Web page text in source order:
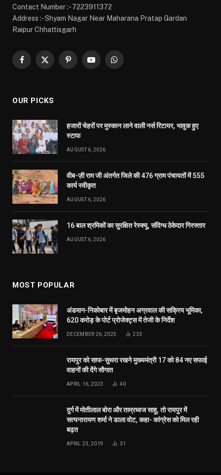
Contact Number :- 7223911372
Address :- Shyam Nagar Near Maharana Pratap Gardan
Raipur Chhattisgarh
Facebook
X
PinterestYouTubeWhatsApp
OUR PICKS
हजारों चेहरों पर मुस्कान लाने वाली नर्स रिटायर, भावुक हुए
स्टाफ
AUGUST 6, 2026
वीब-ज़ी राम जी अंतर्गत जिले की 476 ग्राम पंचायतों में 555
कार्य स्वीकृत
AUGUST 6, 2026
16 बाल श्रमिकों का सुरक्षित रेस्क्यू, संदिग्ध ठेकेदार गिरफ्तार
AUGUST 6, 2026
MOST POPULAR
अंडमान-निकोबार में बृजमोहन अग्रवाल की सक्रिय भूमिका,
620 करोड़ के पोर्ट प्रोजेक्ट्स में तेजी के निर्देश
DECEMBER 26, 2025 233
रायपुर को साफ-सुथरा रखने मुख्यमंत्री 17 को 84 नए सफाई
वाहनों की देंगे सौगात
APRIL 16, 2023 40
दुर्ग में मोतीलाल बोरा और ताम्रध्वज साहू, तो रायपुर में
सत्यनारायण शर्मा ने डाला वोट, कहा- कांग्रेस को मिल रही
बढ़त
APRIL 23, 2019 31